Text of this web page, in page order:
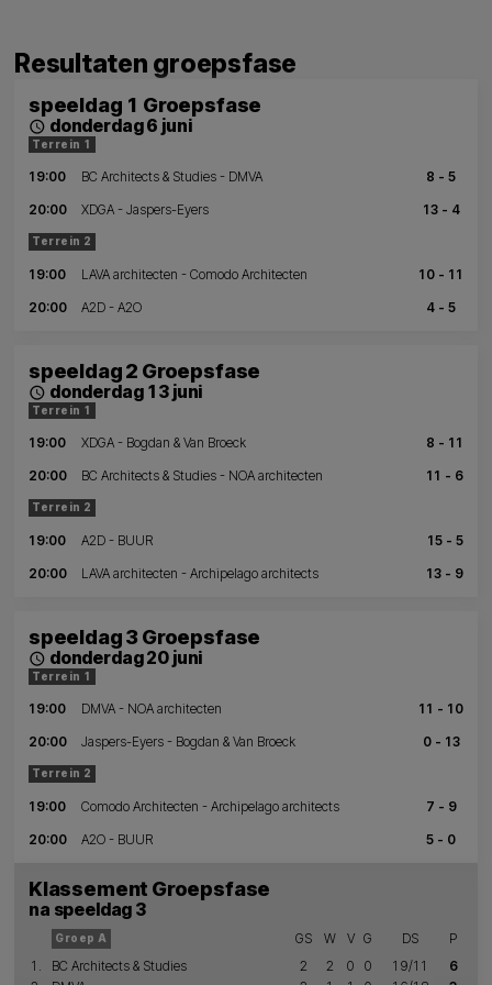
Resultaten groepsfase
speeldag 1 Groepsfase
schedule donderdag 6 juni
Terrein 1
19:00 BC Architects & Studies - DMVA
8 - 5
20:00
XDGA - Jaspers-Eyers 13 - 4
Terrein 2
19:00 LAVA architecten - Comodo Architecten
10 - 11
20:00
A2D - A2O 4 - 5
speeldag 2 Groepsfase
schedule donderdag 13 juni
Terrein 1
19:00 XDGA - Bogdan & Van Broeck
8 - 11
20:00
BC Architects & Studies - NOA architecten 11 - 6
Terrein 2
19:00 A2D - BUUR
15 - 5
20:00
LAVA architecten - Archipelago architects 13 - 9
speeldag 3 Groepsfase
schedule donderdag 20 juni
Terrein 1
19:00 DMVA - NOA architecten
11 - 10
20:00
Jaspers-Eyers - Bogdan & Van Broeck 0 - 13
Terrein 2
19:00 Comodo Architecten - Archipelago architects
7 - 9
20:00
A2O - BUUR 5 - 0
Klassement Groepsfase
na speeldag 3
Groep A GS W V G DS
P
1.
BC Architects & Studies 2 2 0 0 19/11
6